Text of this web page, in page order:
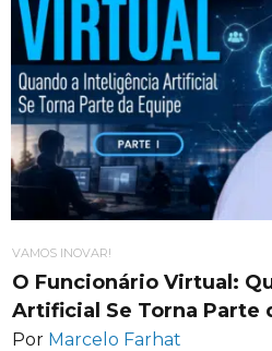
VAMOS INOVAR!
O Funcionário Virtual:
Artificial Se Torna Parte
Por Marcelo Farhat